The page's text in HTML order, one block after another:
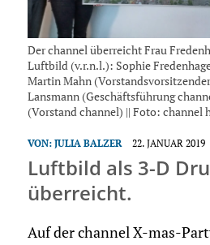
Der channel überreicht Frau
Luftbild (v.r.n.l.): Sophie
Martin Mahn
Lansmann (Geschäftsführung
(Vorstand channel) || Foto: channel
VON: JULIA BALZER 22. JANUAR 2019
Luftbild als 3-D
überreicht.
Auf der channel X-mas-